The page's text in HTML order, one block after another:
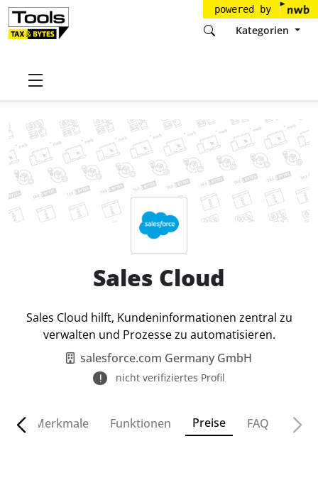
powered by
Kategorien
Startseite
Sales Cloud
Sales Cloud hilft, Kundeninformationen zentral zu
verwalten und Prozesse zu automatisieren.
salesforce.com Germany GmbH
nicht verifiziertes Profil
Merkmale Funktionen Preise FAQ